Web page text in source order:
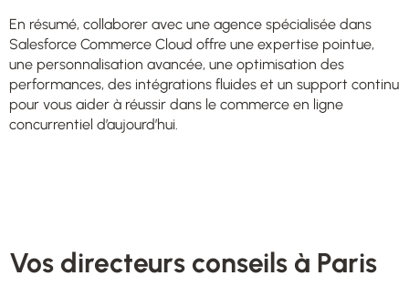
En résumé, collaborer avec une agence spécialisée dans
Salesforce Commerce Cloud offre une expertise pointue,
une personnalisation avancée, une optimisation des
performances, des intégrations fluides et un support continu
pour vous aider à réussir dans le commerce en ligne
concurrentiel d’aujourd’hui.
Vos directeurs conseils à Paris